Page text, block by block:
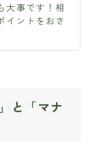
大事です！相
イントをおさ
と「マナ